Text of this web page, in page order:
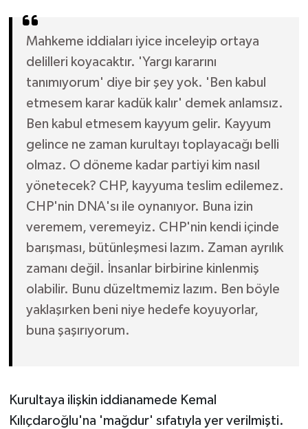
Mahkeme iddiaları iyice inceleyip ortaya
delilleri koyacaktır. 'Yargı kararını
tanımıyorum' diye bir şey yok. 'Ben kabul
etmesem karar kadük kalır' demek anlamsız.
Ben kabul etmesem kayyum gelir. Kayyum
gelince ne zaman kurultayı toplayacağı belli
olmaz. O döneme kadar partiyi kim nasıl
yönetecek? CHP, kayyuma teslim edilemez.
CHP'nin DNA'sı ile oynanıyor. Buna izin
veremem, veremeyiz. CHP'nin kendi içinde
barışması, bütünleşmesi lazım. Zaman ayrılık
zamanı değil. İnsanlar birbirine kinlenmiş
olabilir. Bunu düzeltmemiz lazım. Ben böyle
yaklaşırken beni niye hedefe koyuyorlar,
buna şaşırıyorum.
Kurultaya ilişkin iddianamede Kemal
Kılıçdaroğlu'na 'mağdur' sıfatıyla yer verilmişti.